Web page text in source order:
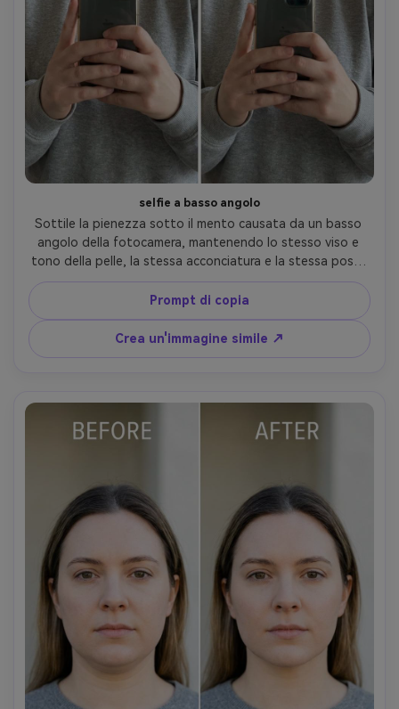
selfie a basso angolo
Sottile la pienezza sotto il mento causata da un basso
angolo della fotocamera, mantenendo lo stesso viso e
tono della pelle, la stessa acconciatura e la stessa posa;
Preservando l'illuminazione originale e i dettagli di sfondo,
e mantenendo la trama naturale del collo e le ombre
credibili-AR 4:5
Prompt di copia
Crea un'immagine simile ↗